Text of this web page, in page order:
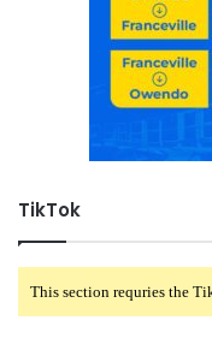
TikTok
This section requries the